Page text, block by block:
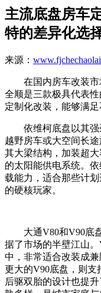
主流底盘房车
特的差异化选
来源：
在国内房车改装市
全顺是三款极具代表
定制化改装，能够满
依维柯底盘以其强
越野房车或大空间长
其大梁结构，加装超
的太阳能供电系统。
载能力，适合那些计
的硬核玩家。
大通V80和V90底盘
据了市场的半壁江山
中，非常适合改装成
更大的V90底盘，则支
后驱双胎的设计也提